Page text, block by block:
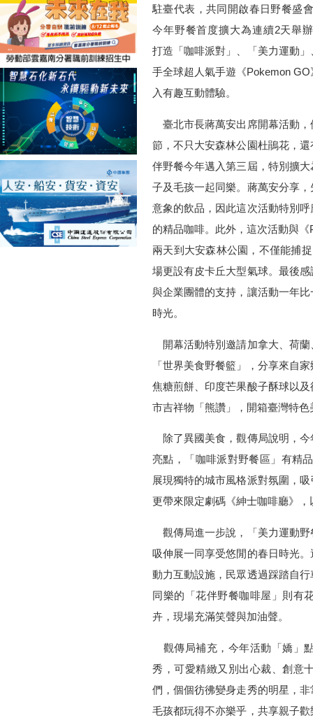
駐臺代表，共同開啟春日野餐盛
今年野餐首度擴大為連續2天舉
打造「咖啡派對」、「美力運動
手全球超人氣手遊《Pokemon
入有趣互動體驗。
臺北市長蔣萬安出席開幕活動，
節，不只大安森林公園杜鵑花，
伴野餐今年邁入第三屆，特別擴
子及毛孩一起同樂。蔣萬安分享
意象的飲品，因此這次活動特別
的精品咖啡。此外，這次活動與
兩天到大安森林公園，不僅能捕
場更設有皮卡丘大型氣球。最後
與企業團體的支持，讓活動一年
時光。
開幕活動特別邀請加拿大、荷蘭
「世界美食野餐籃」，分享來自
焦糖煎餅、印度芒果酸子酥球以
市吉祥物「熊讚」，開箱臺灣特
除了異國美食，觀傳局說明，今
亮點，「咖啡派對野餐區」有精
展現獨特的城市風格派對氛圍，
更帶來限定劇碼《紳士咖啡廳》
觀傳局進一步說，「美力運動野
吸伸展一同享受悠閒的春日時光
動力互動設施，民眾透過踩踏自
同樂的「花伴野餐咖啡屋」則有
卉，現場充滿笑聲與加油聲。
觀傳局補充，今年活動「嬌」
秀，可愛精緻又別出心裁、創意
們，個個彷彿變身走秀的明星，
毛孩都玩得不亦樂乎，共享親子